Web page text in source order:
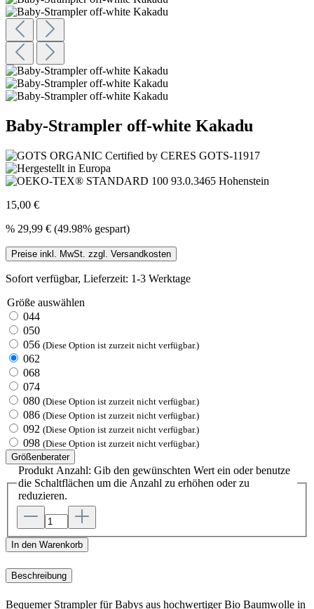
Baby-Strampler off-white Kakadu
15,00 €
% 29,99 € (49.98% gespart)
Preise inkl. MwSt. zzgl. Versandkosten
Sofort verfügbar, Lieferzeit: 1-3 Werktage
Größe auswählen
044
050
056 (Diese Option ist zurzeit nicht verfügbar.)
062
068
074
080 (Diese Option ist zurzeit nicht verfügbar.)
086 (Diese Option ist zurzeit nicht verfügbar.)
092 (Diese Option ist zurzeit nicht verfügbar.)
098 (Diese Option ist zurzeit nicht verfügbar.)
Größenberater
Produkt Anzahl: Gib den gewünschten Wert ein oder benutze
die Schaltflächen um die Anzahl zu erhöhen oder zu
reduzieren.
In den Warenkorb
Beschreibung
Bequemer Strampler für Babys aus hochwertiger Bio Baumwolle in